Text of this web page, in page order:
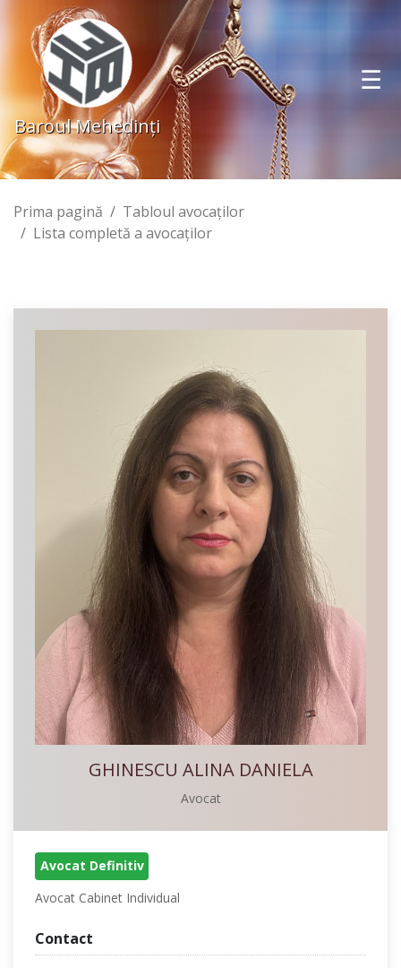
Baroul Mehedinţi
Prima pagină
Tabloul avocaţilor
Lista completă a avocaţilor
GHINESCU ALINA DANIELA
Avocat
Avocat Definitiv
Avocat Cabinet Individual
Contact